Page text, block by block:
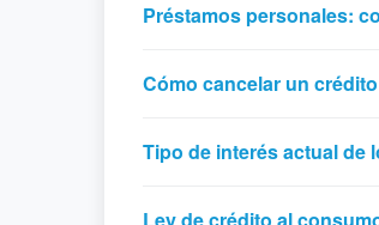
Préstamos personales:
Cómo cancelar un
Tipo de interés actual de